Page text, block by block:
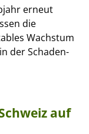
erneut
die
Wachstum
der Schaden-
auf